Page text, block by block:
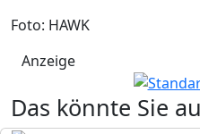
Foto: HAWK
Anzeige
Das könnte Sie